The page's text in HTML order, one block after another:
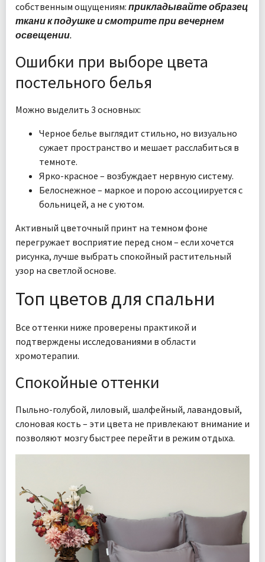
собственным ощущениям: прикладывайте образец
ткани к подушке и смотрите при вечернем
освещении.
Ошибки при выборе цвета
постельного белья
Можно выделить 3 основных:
Черное белье выглядит стильно, но визуально
сужает пространство и мешает расслабиться в
темноте.
Ярко-красное – возбуждает нервную систему.
Белоснежное – маркое и порою ассоциируется с
больницей, а не с уютом.
Активный цветочный принт на темном фоне
перегружает восприятие перед сном – если хочется
рисунка, лучше выбрать спокойный растительный
узор на светлой основе.
Топ цветов для спальни
Все оттенки ниже проверены практикой и
подтверждены исследованиями в области
хромотерапии.
Спокойные оттенки
Пыльно-голубой, лиловый, шалфейный, лавандовый,
слоновая кость – эти цвета не привлекают внимание и
позволяют мозгу быстрее перейти в режим отдыха.